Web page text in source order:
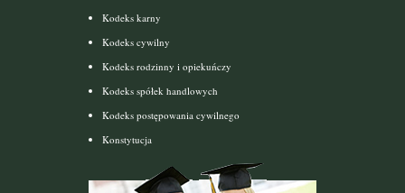
Kodeks karny
Kodeks cywilny
Kodeks rodzinny i opiekuńczy
Kodeks spółek handlowych
Kodeks postępowania cywilnego
Konstytucja